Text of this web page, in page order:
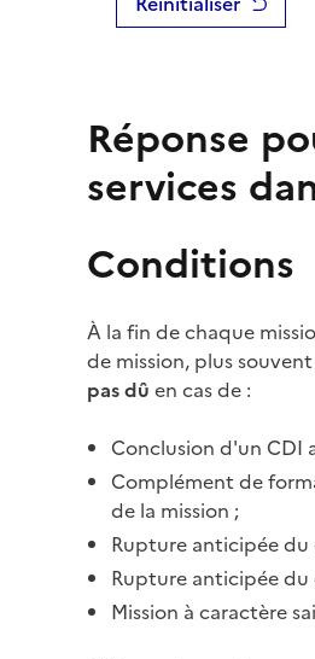
Réponse
services
Conditions
À la fin de chaque
de mission, plus
pas dû en cas de :
Conclusion d'un CDI
Complément de
de la mission ;
Rupture anticipée
Rupture anticipée
Mission à caractère